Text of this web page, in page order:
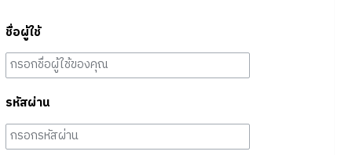
ชื่อผู้ใช้
รหัสผ่าน